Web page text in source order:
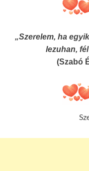
„Szerelem, ha
lezuhan,
(Szabó